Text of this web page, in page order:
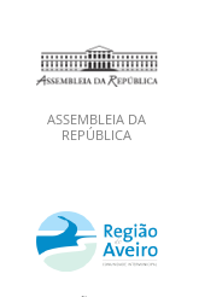
ASSEMBLEIA DA
REPÚBLICA